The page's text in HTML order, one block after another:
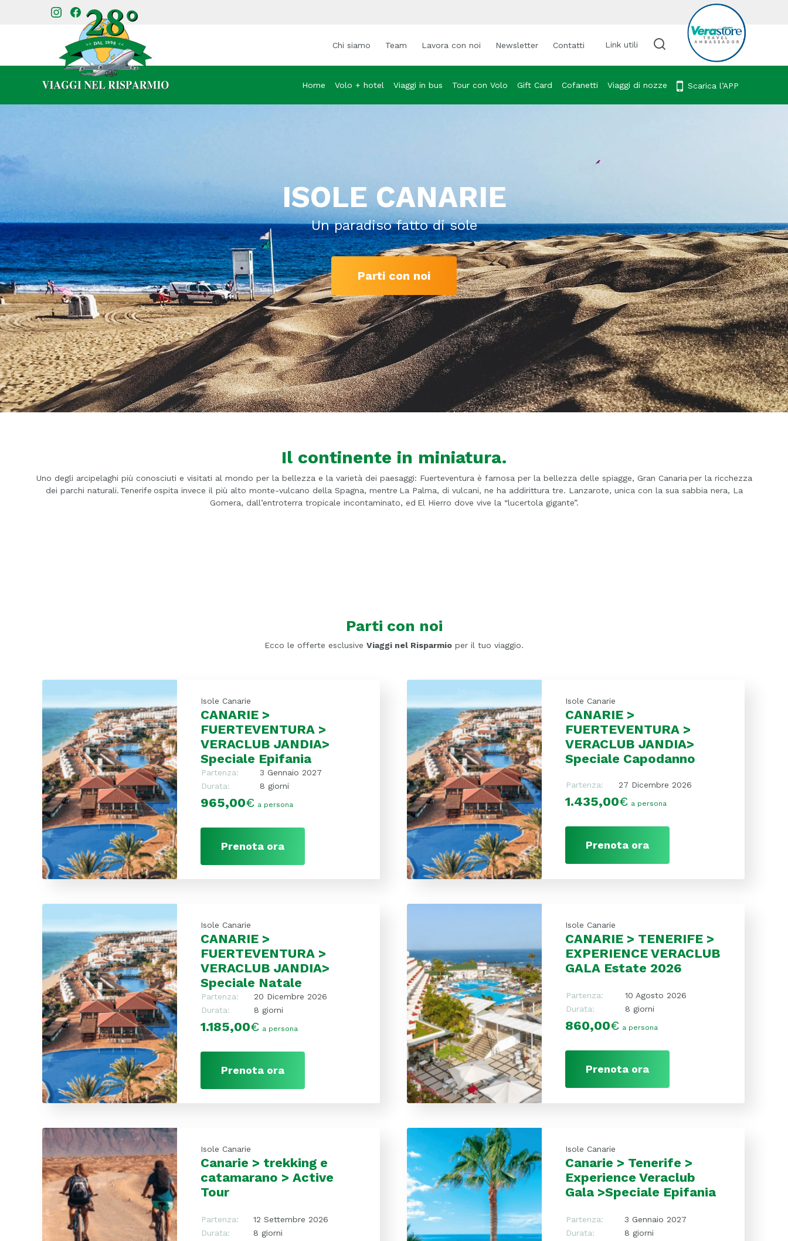
Chi siamo Team Lavora con noi Newsletter Contatti Link utili Cerca viaggio
Home Volo + hotel Viaggi in bus Tour con Volo Gift Card Cofanetti Viaggi di nozze Scarica l’APP
ISOLE CANARIE
Un paradiso fatto di sole
Parti con noi
Il continente in miniatura.
Uno degli arcipelaghi più conosciuti e visitati al mondo per la bellezza e la varietà dei paesaggi: Fuerteventura è famosa per la bellezza delle spiagge, Gran Canaria per la ricchezza
dei parchi naturali. Tenerife ospita invece il più alto monte-vulcano della Spagna, mentre La Palma, di vulcani, ne ha addirittura tre. Lanzarote, unica con la sua sabbia nera, La
Gomera, dall’entroterra tropicale incontaminato, ed El Hierro dove vive la “lucertola gigante”.
Parti con noi
Ecco le offerte esclusive Viaggi nel Risparmio per il tuo viaggio.
Isole Canarie
CANARIE >
FUERTEVENTURA >
VERACLUB JANDIA>
Speciale Epifania
Partenza:
3 Gennaio 2027
Durata:
8 giorni
965,00€ a persona
Prenota ora
Isole Canarie
CANARIE >
FUERTEVENTURA >
VERACLUB JANDIA>
Speciale Capodanno
Partenza: 27 Dicembre 2026
1.435,00€ a persona
Prenota ora
Isole Canarie
CANARIE >
FUERTEVENTURA >
VERACLUB JANDIA>
Speciale Natale
Partenza:
20 Dicembre 2026
Durata:
8 giorni
1.185,00€ a persona
Prenota ora
Isole Canarie
CANARIE > TENERIFE >
EXPERIENCE VERACLUB
GALA Estate 2026
Partenza:
10 Agosto 2026
Durata:
8 giorni
860,00€ a persona
Prenota ora
Isole Canarie
Canarie > trekking e
catamarano > Active
Tour
Partenza:
12 Settembre 2026
Durata:
8 giorni
Isole Canarie
Canarie > Tenerife >
Experience Veraclub
Gala >Speciale Epifania
Partenza:
3 Gennaio 2027
Durata:
8 giorni